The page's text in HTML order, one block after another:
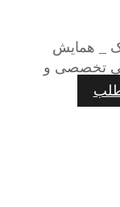
_ همایش
سخنرانی تخصصی و